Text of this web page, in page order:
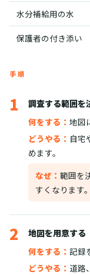
水分補給用の水
保護者の付き添い
手順
1
調査する範囲を
何をする： 地図
どうやる： 自宅
めます。
なぜ： 範囲を
すくなります。
2
地図を用意する
何をする： 記録
どうやる： 道路